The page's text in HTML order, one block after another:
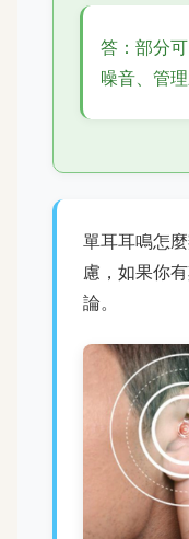
答：部分
噪音、管理
單耳耳鳴怎
慮，如果你
論。